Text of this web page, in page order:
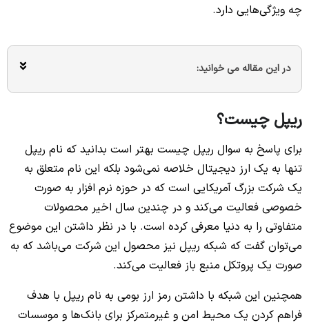
چه ویژگی‌هایی دارد.
در این مقاله می خوانید:
ریپل چیست؟
برای پاسخ به سوال ریپل چیست بهتر است بدانید که نام ریپل
تنها به یک ارز دیجیتال خلاصه نمی‌شود بلکه این نام متعلق به
یک شرکت بزرگ آمریکایی است که در حوزه نرم افزار به صورت
خصوصی فعالیت می‌کند و در چندین سال اخیر محصولات
متفاوتی را به دنیا معرفی کرده است. با در نظر داشتن این موضوع
می‌توان گفت که شبکه ریپل نیز محصول این شرکت می‌باشد که به
صورت یک پروتکل منبع باز فعالیت می‌کند.
همچنین این شبکه با داشتن رمز ارز بومی به نام ریپل با هدف
فراهم کردن یک محیط امن و غیرمتمرکز برای بانک‌ها و موسسات